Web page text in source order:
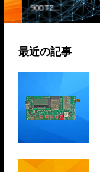
900T2…
最近の記事